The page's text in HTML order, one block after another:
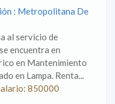
: Metropolitana De
al servicio de
encuentra en
en Mantenimiento
en Lampa. Renta...
850000